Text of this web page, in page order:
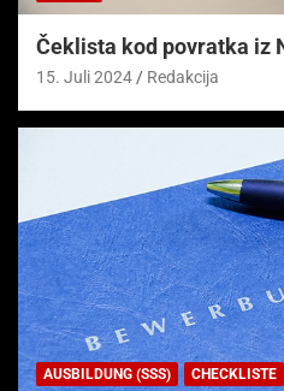
Čeklista kod povratka iz
15. Juli 2024 Redakcija
AUSBILDUNG (SSS) CHECKLISTE